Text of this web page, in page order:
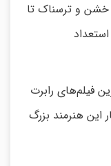
خشن و ترسناک تا
فیلم‌های رابرت
این هنرمند بزرگ